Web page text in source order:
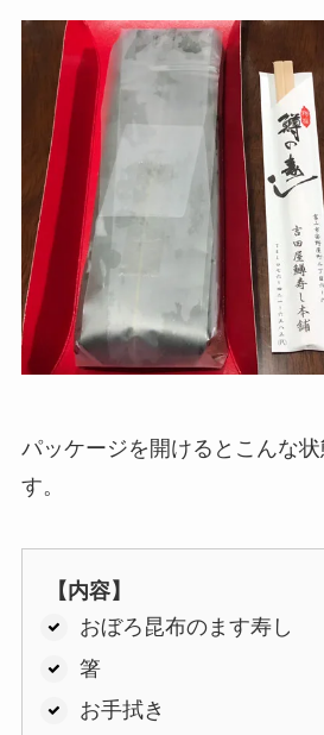
パッケージを開けるとこんな
す。
【内容】
おぼろ昆布のます寿し
箸
お手拭き